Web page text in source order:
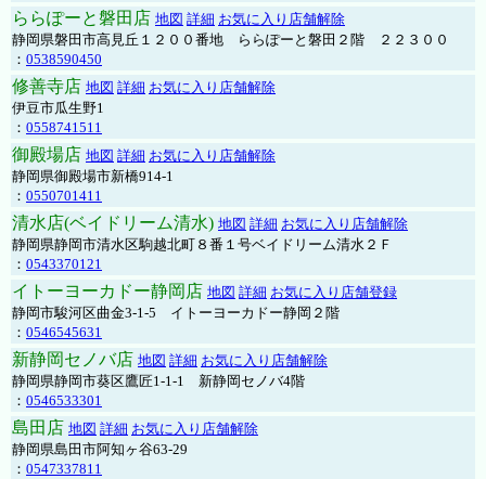
ららぽーと磐田店 地図 詳細 お気に入り店舗解除
静岡県磐田市高見丘１２００番地 ららぽーと磐田２階 ２２３００
： 0538590450
修善寺店 地図 詳細 お気に入り店舗解除
伊豆市瓜生野1
： 0558741511
御殿場店 地図 詳細 お気に入り店舗解除
静岡県御殿場市新橋914-1
： 0550701411
清水店(ベイドリーム清水) 地図 詳細 お気に入り店舗解除
静岡県静岡市清水区駒越北町８番１号ベイドリーム清水２Ｆ
： 0543370121
イトーヨーカドー静岡店 地図 詳細 お気に入り店舗登録
静岡市駿河区曲金3-1-5 イトーヨーカドー静岡２階
： 0546545631
新静岡セノバ店 地図 詳細 お気に入り店舗解除
静岡県静岡市葵区鷹匠1-1-1 新静岡セノバ4階
： 0546533301
島田店 地図 詳細 お気に入り店舗解除
静岡県島田市阿知ヶ谷63-29
： 0547337811